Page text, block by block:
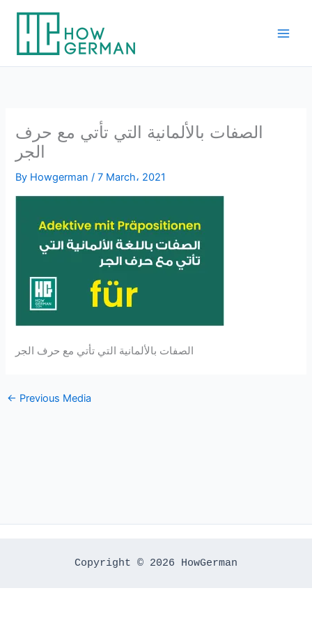
content
الصفات بالألمانية التي تأتي مع حرف
الجر
By Howgerman/7 March، 2021
الصفات بالألمانية التي تأتي مع حرف الجر
← Previous Media
Copyright © 2026 HowGerman